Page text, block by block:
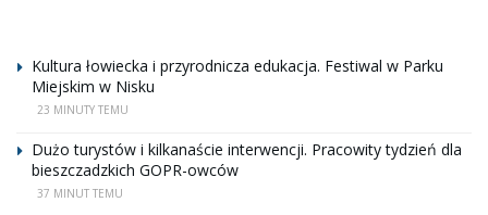
Kultura łowiecka i przyrodnicza edukacja. Festiwal w Parku
Miejskim w Nisku
23 MINUTY TEMU
Dużo turystów i kilkanaście interwencji. Pracowity tydzień dla
bieszczadzkich GOPR-owców
37 MINUT TEMU